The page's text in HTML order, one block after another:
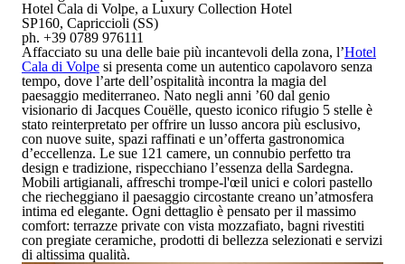
Hotel Cala di Volpe, a Luxury Collection Hotel
SP160, Capriccioli (SS)
ph. +39 0789 976111
Affacciato su una delle baie più incantevoli della zona, l’Hotel
Cala di Volpe si presenta come un autentico capolavoro senza
tempo, dove l’arte dell’ospitalità incontra la magia del
paesaggio mediterraneo. Nato negli anni ’60 dal genio
visionario di Jacques Couëlle, questo iconico rifugio 5 stelle è
stato reinterpretato per offrire un lusso ancora più esclusivo,
con nuove suite, spazi raffinati e un’offerta gastronomica
d’eccellenza. Le sue 121 camere, un connubio perfetto tra
design e tradizione, rispecchiano l’essenza della Sardegna.
Mobili artigianali, affreschi trompe-l'œil unici e colori pastello
che riecheggiano il paesaggio circostante creano un’atmosfera
intima ed elegante. Ogni dettaglio è pensato per il massimo
comfort: terrazze private con vista mozzafiato, bagni rivestiti
con pregiate ceramiche, prodotti di bellezza selezionati e servizi
di altissima qualità.